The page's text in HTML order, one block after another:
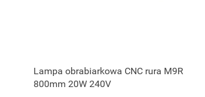
Lampa obrabiarkowa CNC rura M9R
800mm 20W 240V